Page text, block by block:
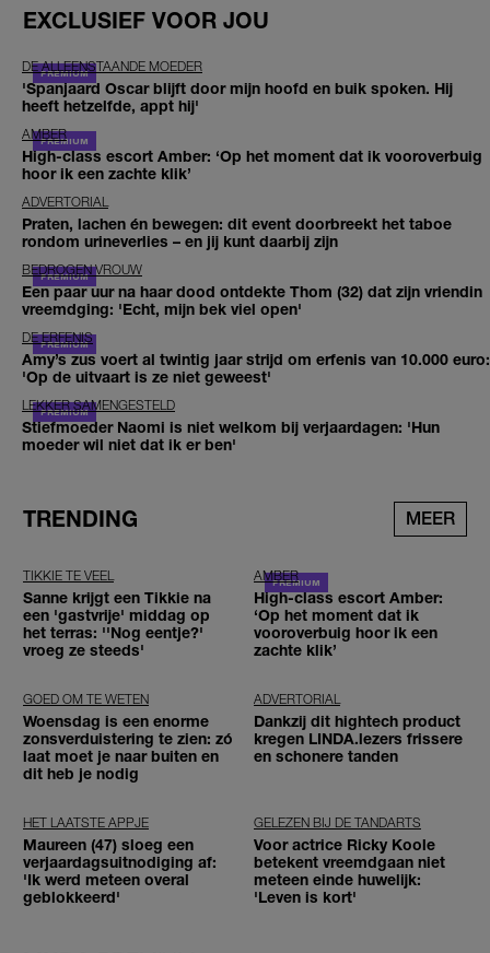
EXCLUSIEF VOOR JOU
DE ALLEENSTAANDE MOEDER
'Spanjaard Oscar blijft door mijn hoofd en buik spoken. Hij
heeft hetzelfde, appt hij'
AMBER
High-class escort Amber: ‘Op het moment dat ik vooroverbuig
hoor ik een zachte klik’
ADVERTORIAL
Praten, lachen én bewegen: dit event doorbreekt het taboe
rondom urineverlies – en jij kunt daarbij zijn
BEDROGEN VROUW
Een paar uur na haar dood ontdekte Thom (32) dat zijn vriendin
vreemdging: 'Echt, mijn bek viel open'
DE ERFENIS
Amy’s zus voert al twintig jaar strijd om erfenis van 10.000 euro:
'Op de uitvaart is ze niet geweest'
LEKKER SAMENGESTELD
Stiefmoeder Naomi is niet welkom bij verjaardagen: 'Hun
moeder wil niet dat ik er ben'
TRENDING MEER
TIKKIE TE VEEL
Sanne krijgt een Tikkie na
een 'gastvrije' middag op
het terras: ''Nog eentje?'
vroeg ze steeds'
AMBER
High-class escort Amber:
‘Op het moment dat ik
vooroverbuig hoor ik een
zachte klik’
GOED OM TE WETEN
Woensdag is een enorme
zonsverduistering te zien: zó
laat moet je naar buiten en
dit heb je nodig
ADVERTORIAL
Dankzij dit hightech product
kregen LINDA.lezers frissere
en schonere tanden
HET LAATSTE APPJE
Maureen (47) sloeg een
verjaardagsuitnodiging af:
'Ik werd meteen overal
geblokkeerd'
GELEZEN BIJ DE TANDARTS
Voor actrice Ricky Koole
betekent vreemdgaan niet
meteen einde huwelijk:
'Leven is kort'